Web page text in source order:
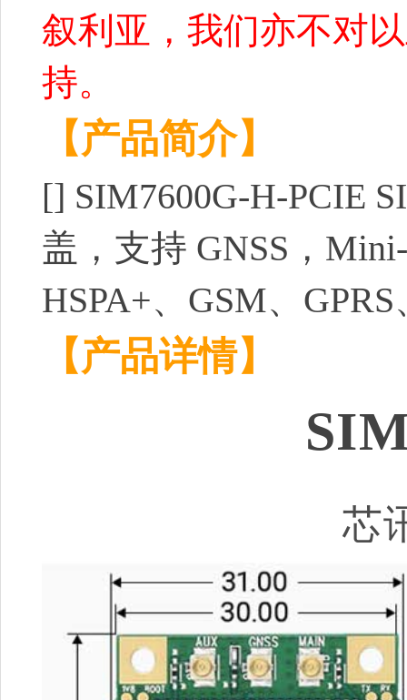
叙利亚，我们亦不对
持。
【产品简介】
[] SIM7600G-H-PCIE
盖，支持 GNSS，
HSPA+、GSM、
【产品详情】
芯